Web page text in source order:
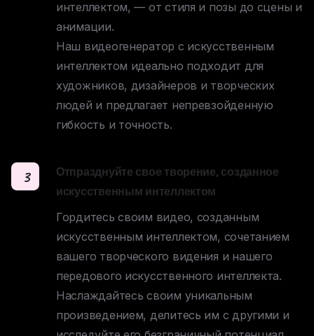
интеллектом, — от стиля и позы до сцены и
анимации.
Наш видеогенератор с искусственным
интеллектом идеально подходит для
художников, дизайнеров и творческих
людей и предлагает непревзойденную
гибкость и точность.
3
Отпразднуйте свое творение, созданное
искусственным интеллектом
Гордитесь своим видео, созданным
искусственным интеллектом, сочетанием
вашего творческого видения и нашего
передового искусственного интеллекта.
Наслаждайтесь своим уникальным
произведением, делитесь им с другими и